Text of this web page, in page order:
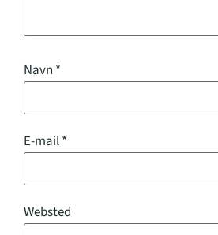
Navn *
E-mail*
Websted